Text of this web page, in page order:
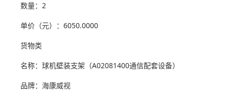
数量：2
单价（元）：6050.0000
货物类
名称：球机壁装支架（A02081400通信配套设备）
品牌：海康威视